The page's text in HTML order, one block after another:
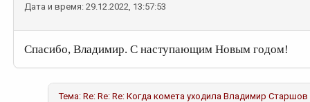
Дата и время: 29.12.2022, 13:57:53
Спасибо, Владимир. С наступающим Новым годом!
Тема: Re: Re: Re: Когда комета уходила Владимир Старшов